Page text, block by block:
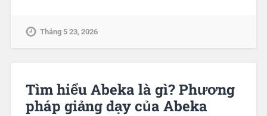
Tháng 5 23, 2026
Tìm hiểu Abeka là gì? Phương
pháp giảng dạy của Abeka